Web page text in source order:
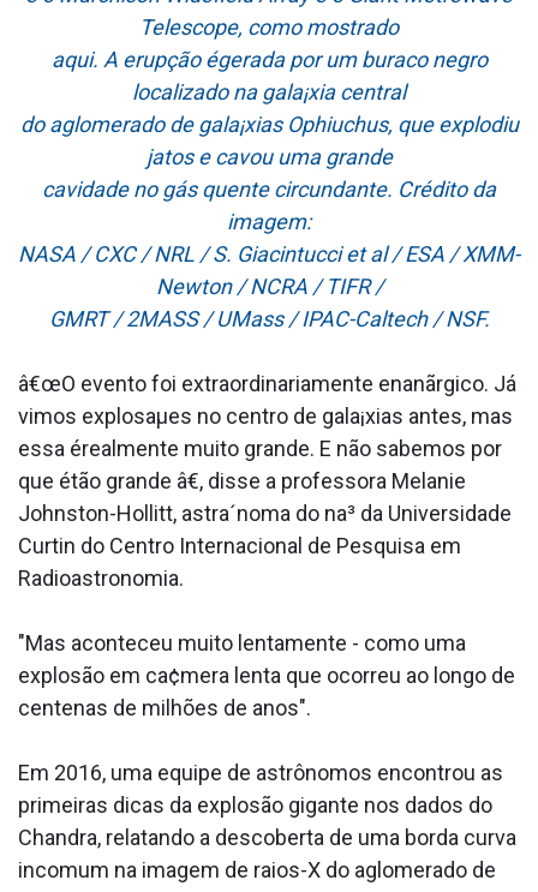
Telescope, como mostrado
aqui. A erupção égerada por um buraco negro
localizado na gala¡xia central
do aglomerado de gala¡xias Ophiuchus, que explodiu
jatos e cavou uma grande
cavidade no gás quente circundante. Crédito da
imagem:
NASA / CXC / NRL / S. Giacintucci et al / ESA / XMM-
Newton / NCRA / TIFR /
GMRT / 2MASS / UMass / IPAC-Caltech / NSF.
â€œO evento foi extraordinariamente enanãrgico. Já
vimos explosaµes no centro de gala¡xias antes, mas
essa érealmente muito grande. E não sabemos por
que étão grande â€, disse a professora Melanie
Johnston-Hollitt, astra´noma do na³ da Universidade
Curtin do Centro Internacional de Pesquisa em
Radioastronomia.
"Mas aconteceu muito lentamente - como uma
explosão em ca¢mera lenta que ocorreu ao longo de
centenas de milhões de anos".
Em 2016, uma equipe de astrônomos encontrou as
primeiras dicas da explosão gigante nos dados do
Chandra, relatando a descoberta de uma borda curva
incomum na imagem de raios-X do aglomerado de